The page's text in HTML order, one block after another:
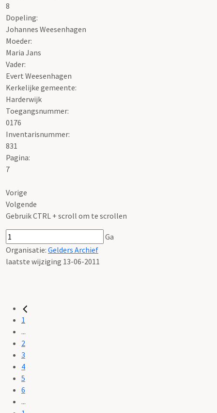
8
Dopeling:
Johannes Weesenhagen
Moeder:
Maria Jans
Vader:
Evert Weesenhagen
Kerkelijke gemeente:
Harderwijk
Toegangsnummer:
0176
Inventarisnummer:
831
Pagina:
7
Vorige
Volgende
Gebruik CTRL + scroll om te scrollen
Ga
Organisatie: Gelders Archief
laatste wijziging 13-06-2011
1
...
2
3
4
5
6
...